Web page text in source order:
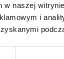
w naszej
i
odwołania